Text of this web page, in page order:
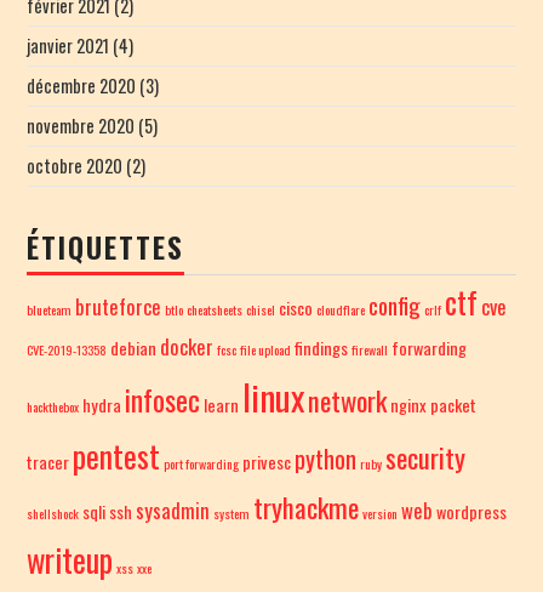
janvier 2021 (4)
décembre 2020 (3)
novembre 2020 (5)
octobre 2020 (2)
ÉTIQUETTES
blueteam bruteforce btlo cheatsheets chisel cisco cloudflare config crlf ctf cve
CVE-2019-13358 debian docker fcsc file upload findings firewall forwarding
hackthebox hydra infosec learn linuxnetworknginxpacket
tracerpentest port forwarding privescpython ruby security
shellshock sqlissh sysadmin system tryhackme version web wordpress
writeup xss xxe